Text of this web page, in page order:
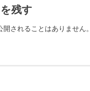
残す
開されることはありません。